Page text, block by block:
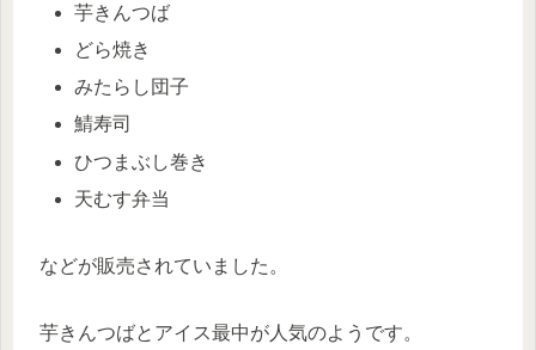
芋きんつば
どら焼き
みたらし団子
鯖寿司
ひつまぶし巻き
天むす弁当
などが販売されていました。
芋きんつばとアイス最中が人気のようです。